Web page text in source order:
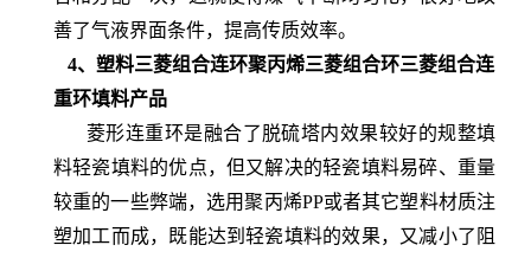
善了气液界面条件，提高传质效率。
4、塑料三菱组合连环聚丙烯三菱组合环三菱组合连
重环填料产品
菱形连重环是融合了脱硫塔内效果较好的规整填
料轻瓷填料的优点，但又解决的轻瓷填料易碎、重量
较重的一些弊端，选用聚丙烯PP或者其它塑料材质注
塑加工而成，既能达到轻瓷填料的效果，又减小了阻